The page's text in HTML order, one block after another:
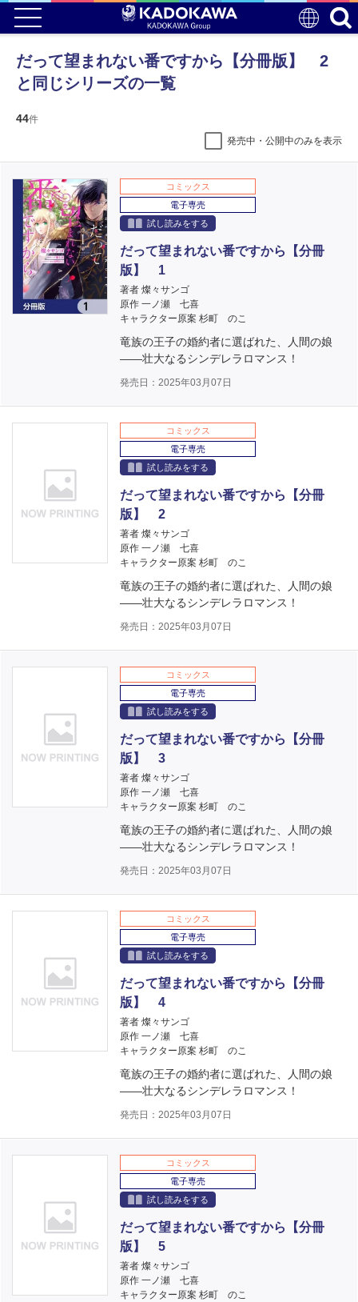
だって望まれない番ですから【分冊版】 2
と同じシリーズの一覧
44件
発売中・公開中のみを表示
コミックス
電子専売
試し読みをする
だって望まれない番ですから【分冊
版】 1
著者 燦々サンゴ
原作 一ノ瀬 七喜
キャラクター原案 杉町 のこ
竜族の王子の婚約者に選ばれた、人間の娘
――壮大なるシンデレラロマンス！
発売日：2025年03月07日
コミックス
電子専売
試し読みをする
だって望まれない番ですから【分冊
版】 2
著者 燦々サンゴ
原作 一ノ瀬 七喜
キャラクター原案 杉町 のこ
竜族の王子の婚約者に選ばれた、人間の娘
――壮大なるシンデレラロマンス！
発売日：2025年03月07日
コミックス
電子専売
試し読みをする
だって望まれない番ですから【分冊
版】 3
著者 燦々サンゴ
原作 一ノ瀬 七喜
キャラクター原案 杉町 のこ
竜族の王子の婚約者に選ばれた、人間の娘
――壮大なるシンデレラロマンス！
発売日：2025年03月07日
コミックス
電子専売
試し読みをする
だって望まれない番ですから【分冊
版】 4
著者 燦々サンゴ
原作 一ノ瀬 七喜
キャラクター原案 杉町 のこ
竜族の王子の婚約者に選ばれた、人間の娘
――壮大なるシンデレラロマンス！
発売日：2025年03月07日
コミックス
電子専売
試し読みをする
だって望まれない番ですから【分冊
版】 5
著者 燦々サンゴ
原作 一ノ瀬 七喜
キャラクター原案 杉町 のこ